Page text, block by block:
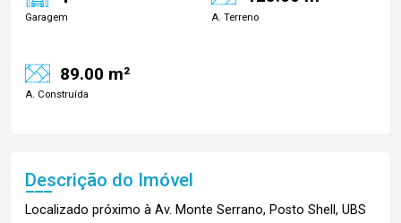
Garagem A. Terreno
89.00 m²
A. Construída
Descrição do Imóvel
Localizado próximo à Av. Monte Serrano, Posto Shell, UBS